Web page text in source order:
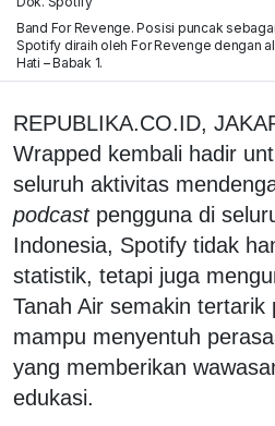
Band For Revenge. Posisi puncak
Spotify diraih oleh For Revenge dengan
Hati – Babak 1.
REPUBLIKA.CO.ID,
Wrapped kembali hadir
seluruh aktivitas
podcastpengguna di
Indonesia, Spotify tidak
statistik, tetapi juga
Tanah Air semakin tertarik
mampu menyentuh
yang memberikan
edukasi.